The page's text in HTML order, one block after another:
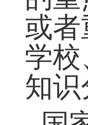
第
第
的